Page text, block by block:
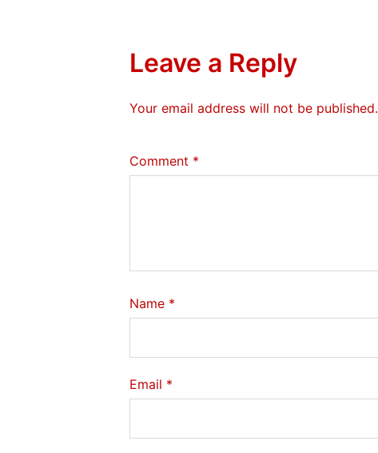
Leave a Reply
Your email address will not be published.
Comment *
Name *
Email *